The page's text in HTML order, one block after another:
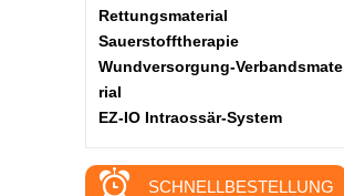
Rettungsmaterial
Sauerstofftherapie
Wundversorgung-Verbandsmate
rial
EZ-IO Intraossär-System
SCHNELLBESTELLUNG